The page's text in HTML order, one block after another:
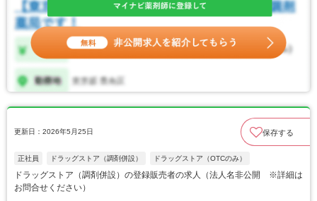
更新日：2026年5月25日 保存する
正社員 ドラッグストア（調剤併設） ドラッグストア（OTCのみ）
ドラッグストア（調剤併設）の登録販売者の求人（法人名非公開 ※詳細は
お問合せください）